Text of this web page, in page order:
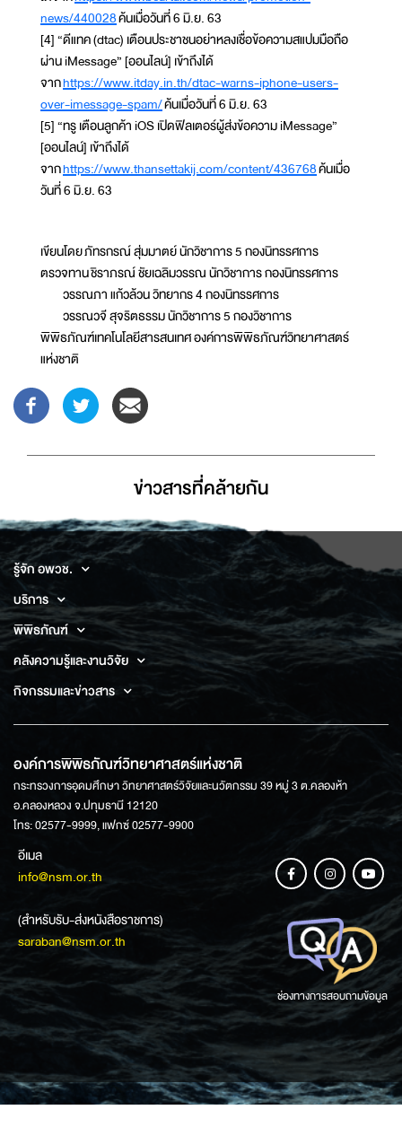
news/440028ค้นเมื่อวันที่ 6 มิ.ย. 63
[4] “ดีแทค (dtac) เตือนประชาชนอย่าหลงเชื่อข้อความสแปมมือถือ
ผ่าน iMessage” [ออนไลน์] เข้าถึงได้
จากhttps://www.itday.in.th/dtac-warns-iphone-users-
over-imessage-spam/ค้นเมื่อวันที่ 6 มิ.ย. 63
[5] “ทรู เตือนลูกค้า iOS เปิดฟิลเตอร์ผู้ส่งข้อความ iMessage”
[ออนไลน์] เข้าถึงได้
จากhttps://www.thansettakij.com/content/436768ค้นเมื่อ
วันที่ 6 มิ.ย. 63
เขียนโดย ภัทรกรณ์ สุ่มมาตย์ นักวิชาการ 5 กองนิทรรศการ
ตรวจทาน ชิราภรณ์ ชัยเฉลิมวรรณ นักวิชาการ กองนิทรรศการ
วรรณภา แก้วล้วน วิทยากร 4 กองนิทรรศการ
วรรณวจี สุจริตธรรม นักวิชาการ 5 กองวิชาการ
พิพิธภัณฑ์เทคโนโลยีสารสนเทศ องค์การพิพิธภัณฑ์วิทยาศาสตร์
แห่งชาติ
ข่าวสารที่่คล้ายกัน
รู้จัก อพวช.
บริการ
พิพิธภัณฑ์
คลังความรู้และงานวิจัย
กิจกรรมและข่าวสาร
องค์การพิพิธภัณฑ์วิทยาศาสตร์แห่งชาติ
กระทรวงการอุดมศึกษา วิทยาศาสตร์วิจัยและนวัตกรรม 39 หมู่ 3 ต.คลองห้า
อ.คลองหลวง จ.ปทุมธานี 12120
โทร: 02577-9999, แฟกซ์ 02577-9900
อีเมล
info@nsm.or.th
(สำหรับรับ-ส่งหนังสือราชการ)
saraban@nsm.or.th
ช่องทางการสอบถามข้อมูล